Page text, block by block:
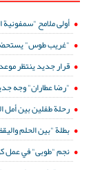
أولى ملامح
"غريب طوس" يستحضر
قرار جديد ينتظر
"رضا عطاران" وجه
رحلة طفلين بين أمل
بطلة "بين الحلم
نجم "طوبى" في عمل